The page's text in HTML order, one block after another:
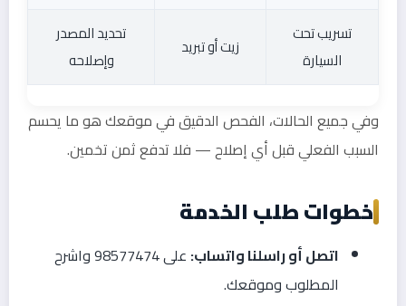
تسريب تحت
السيارة
زيت أو تبريد
تحديد المصدر
وإصلاحه
وفي جميع الحالات، الفحص الدقيق في موقعك هو ما يحسم
السبب الفعلي قبل أي إصلاح — فلا تدفع ثمن تخمين.
خطوات طلب الخدمة
اتصل أو راسلنا واتساب:
على 98577474 واشرح
المطلوب وموقعك.